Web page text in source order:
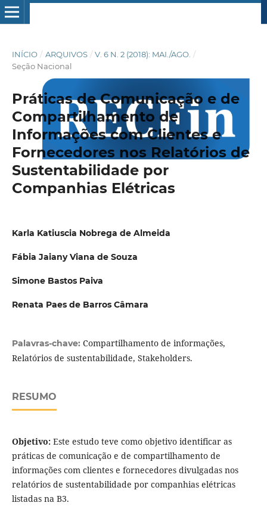
INÍCIO / ARQUIVOS / V. 6 N. 2 (2018): MAI./AGO. /
Seção Nacional
Práticas de Comunicação e de
Compartilhamento de
Informações com Clientes e
Fornecedores nos Relatórios de
Sustentabilidade por
Companhias Elétricas
Karla Katiuscia Nobrega de Almeida
Fábia Jaiany Viana de Souza
Simone Bastos Paiva
Renata Paes de Barros Câmara
Palavras-chave: Compartilhamento de informações,
Relatórios de sustentabilidade, Stakeholders.
RESUMO
Objetivo:Este estudo teve como objetivo identificar as
práticas de comunicação e de compartilhamento de
informações com clientes e fornecedores divulgadas nos
relatórios de sustentabilidade por companhias elétricas
listadas na B3.